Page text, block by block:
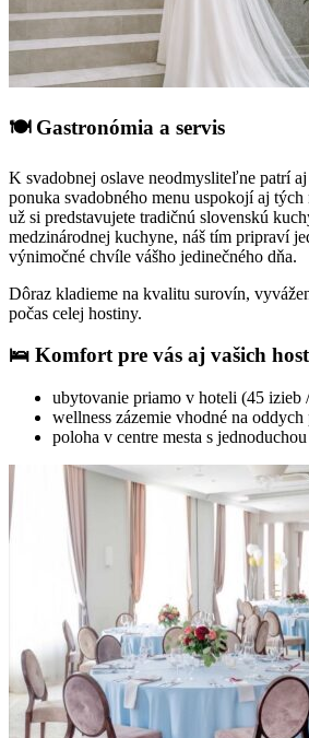
🍽️ Gastronómia a servis
K svadobnej oslave neodmysliteľne patrí
ponuka svadobného menu uspokojí aj
už si predstavujete tradičnú slovenskú
medzinárodnej kuchyne, náš tím pripraví
výnimočné chvíle vášho jedinečného dňa.
Dôraz kladieme na kvalitu surovín,
počas celej hostiny.
🛌 Komfort pre vás aj vašich
ubytovanie priamo v hoteli (45 izieb
wellness zázemie vhodné na oddych
poloha v centre mesta s